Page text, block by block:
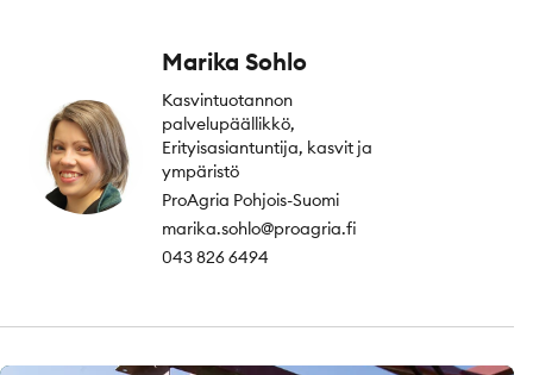
Marika Sohlo
Kasvintuotannon
palvelupäällikkö,
Erityisasiantuntija, kasvit ja
ympäristö
ProAgria Pohjois-Suomi
marika.sohlo@proagria.fi
043 826 6494